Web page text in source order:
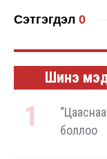
Сэтгэгдэл 0
Шинэ
боллоо